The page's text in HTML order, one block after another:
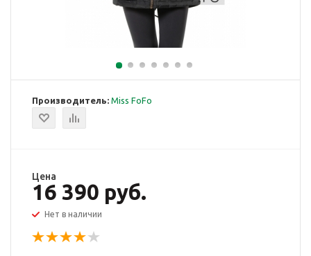
Производитель: Miss FoFo
Цена
16 390 руб.
Нет в наличии